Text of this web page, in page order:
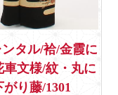
タル/袷/金霞に
車文様/紋・丸に
がり藤/1301